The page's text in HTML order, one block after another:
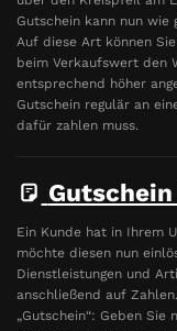
Gutschein kann nun
Auf diese Art können
beim Verkaufswert den
entsprechend höher
Gutschein regulär an
dafür zahlen muss.
Ein Kunde hat in Ihrem
möchte diesen nun
Dienstleistungen und
anschließend auf
„Gutschein“: Geben Sie